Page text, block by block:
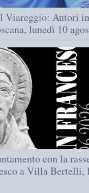
Viareggio: Autori
lunedì 10
con la
a Villa Bertelli,